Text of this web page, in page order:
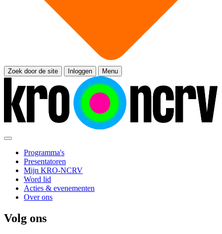
Zoek door de site Inloggen Menu
Programma's
Presentatoren
Mijn KRO-NCRV
Word lid
Acties & evenementen
Over ons
Volg ons